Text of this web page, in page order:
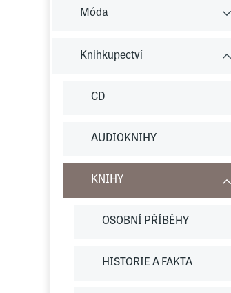
Móda
Knihkupectví
CD
AUDIOKNIHY
KNIHY
OSOBNÍ PŘÍBĚHY
HISTORIE A FAKTA